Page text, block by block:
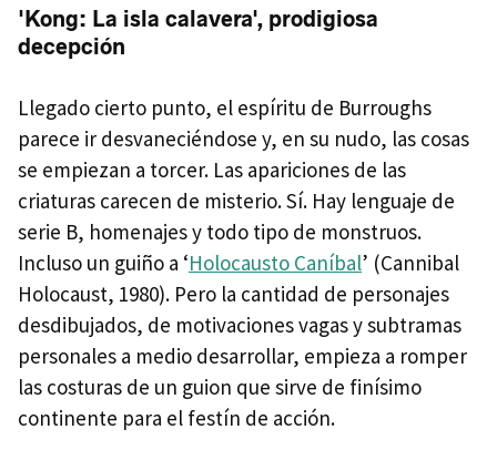
'Kong: La isla calavera', prodigiosa
decepción
Llegado cierto punto, el espíritu de Burroughs
parece ir desvaneciéndose y, en su nudo, las cosas
se empiezan a torcer. Las apariciones de las
criaturas carecen de misterio. Sí. Hay lenguaje de
serie B, homenajes y todo tipo de monstruos.
Incluso un guiño a ‘Holocausto Caníbal’ (Cannibal
Holocaust, 1980). Pero la cantidad de personajes
desdibujados, de motivaciones vagas y subtramas
personales a medio desarrollar, empieza a romper
las costuras de un guion que sirve de finísimo
continente para el festín de acción.